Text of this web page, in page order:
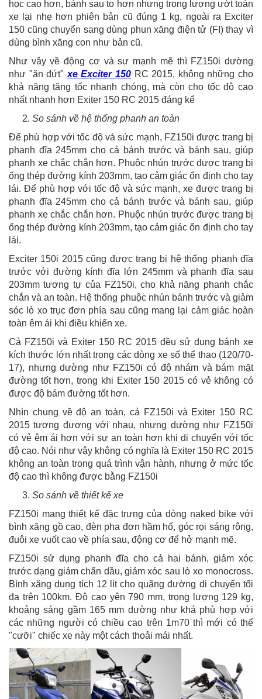
học cao hơn, bánh sau to hơn nhưng trọng lượng ướt toàn
xe lại nhẹ hơn phiên bản cũ đúng 1 kg, ngoài ra Exciter
150 cũng chuyển sang dùng phun xăng điện tử (FI) thay vì
dùng bình xăng con như bản cũ.
Như vậy về động cơ và sự mạnh mẽ thì FZ150i dường
như "ăn đứt" xe Exciter 150 RC 2015, không những cho
khả năng tăng tốc nhanh chóng, mà còn cho tốc độ cao
nhất nhanh hơn Exiter 150 RC 2015 đáng kể
So sánh về hệ thống phanh an toàn
Để phù hợp với tốc độ và sức mạnh, FZ150i được trang bị
phanh đĩa 245mm cho cả bánh trước và bánh sau, giúp
phanh xe chắc chắn hơn. Phuộc nhún trước được trang bị
ống thép đường kính 203mm, tạo cảm giác ổn định cho tay
lái. Để phù hợp với tốc độ và sức mạnh, xe được trang bị
phanh đĩa 245mm cho cả bánh trước và bánh sau, giúp
phanh xe chắc chắn hơn. Phuộc nhún trước được trang bị
ống thép đường kính 203mm, tạo cảm giác ổn định cho tay
lái.
Exciter 150i 2015 cũng được trang bị hệ thống phanh đĩa
trước với đường kính đĩa lớn 245mm và phanh đĩa sau
203mm tương tự của FZ150i, cho khả năng phanh chắc
chắn và an toàn. Hệ thống phuộc nhún bánh trước và giảm
sóc lò xo trục đơn phía sau cũng mang lại cảm giác hoàn
toàn êm ái khi điều khiển xe.
Cả FZ150i và Exiter 150 RC 2015 đều sử dụng bánh xe
kích thước lớn nhất trong các dòng xe số thể thao (120/70-
17), nhưng dường như FZ150i có độ nhám và bám mặt
đường tốt hơn, trong khi Exiter 150 2015 có vẻ không có
được độ bám đường tốt hơn.
Nhìn chung về độ an toàn, cả FZ150i và Exiter 150 RC
2015 tương đương với nhau, nhưng dường như FZ150i
có vẻ êm ái hơn với sự an toàn hơn khi di chuyển với tốc
độ cao. Nói như vậy không có nghĩa là Exiter 150 RC 2015
không an toàn trong quá trình vận hành, nhưng ở mức tốc
độ cao thì không được bằng FZ150i
So sánh về thiết kế xe
FZ150i mang thiết kế đặc trưng của dòng naked bike với
bình xăng gồ cao, đèn pha đơn hầm hố, góc rọi sáng rộng,
đuôi xe vuốt cao về phía sau, động cơ để hở mạnh mẽ.
FZ150i sử dụng phanh đĩa cho cả hai bánh, giảm xóc
trước dạng giảm chấn dầu, giảm xóc sau lò xo monocross.
Bình xăng dung tích 12 lít cho quãng đường di chuyển tối
đa trên 100km. Độ cao yên 790 mm, trọng lượng 129 kg,
khoảng sáng gầm 165 mm dường như khá phù hợp với
các những người có chiều cao trên 1m70 thì mới có thể
"cưỡi" chiếc xe này một cách thoải mái nhất.